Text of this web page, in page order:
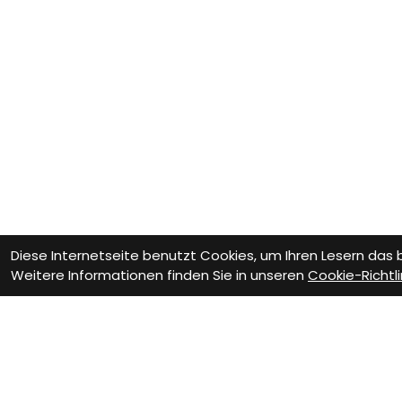
Diese Internetseite benutzt Cookies, um Ihren Lesern
Weitere Informationen finden Sie in unseren Cookie-